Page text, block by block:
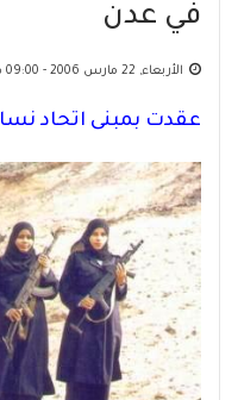
في عدن
الأربعاء, 22 مارس 2006 - 09:00 م
عقدت بمبنى اتحاد